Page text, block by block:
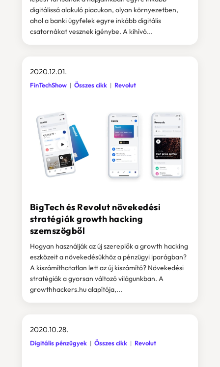
digitálissá alakuló piacukon, olyan környezetben,
ahol a banki ügyfelek egyre inkább digitális
csatornákat vesznek igénybe. A kihívó...
BigTech és Revolut növekedési
stratégiák growth hacking
szemszögből
2020.12.01.
FinTechShow Összes cikk Revolut
Hogyan használják az új szereplők a growth hacking
eszközeit a növekedésükhöz a pénzügyi iparágban?
A kiszámíthatatlan lett az új kiszámító? Növekedési
stratégiák a gyorsan változó világunkban. A
growthhackers.hu alapítója,...
2020.10.28.
Digitális pénzügyek Összes cikk Revolut